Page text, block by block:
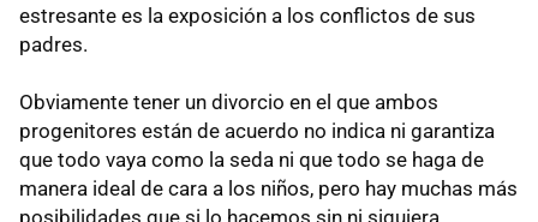
estresante es la exposición a los conflictos de sus
padres.
Obviamente tener un divorcio en el que ambos
progenitores están de acuerdo no indica ni garantiza
que todo vaya como la seda ni que todo se haga de
manera ideal de cara a los niños, pero hay muchas más
posibilidades que si lo hacemos sin ni siquiera